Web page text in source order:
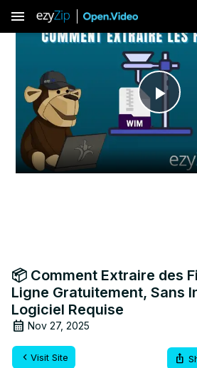
menu
Play
📦 Comment Extraire des
Ligne Gratuitement, Sans
Logiciel Requise
Nov 27, 2025
Visit Site